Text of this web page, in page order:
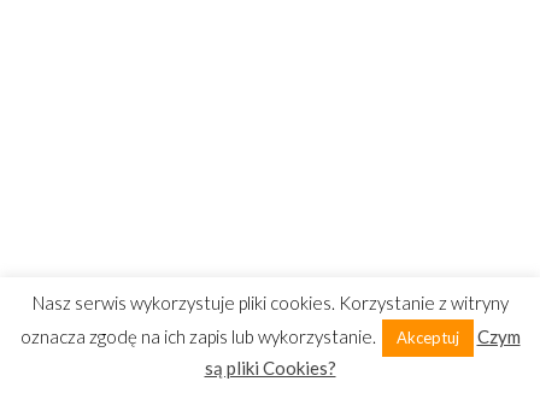
Nasz serwis wykorzystuje pliki cookies. Korzystanie z witryny
oznacza zgodę na ich zapis lub wykorzystanie.
Akceptuj
Czym
są pliki Cookies?